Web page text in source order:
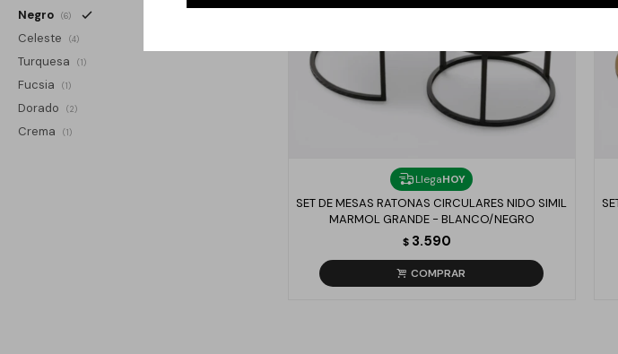
LlegaHOY
SET DE MESAS RATONAS CIRCULARES NIDO SIMIL
MARMOL GRANDE - BLANCO/NEGRO
$ 3.590
Negro (6)
Celeste (4)
Turquesa (1)
Fucsia (1)
Dorado (2)
Crema (1)